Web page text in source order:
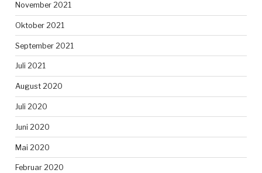
November 2021
Oktober 2021
September 2021
Juli 2021
August 2020
Juli 2020
Juni 2020
Mai 2020
Februar 2020